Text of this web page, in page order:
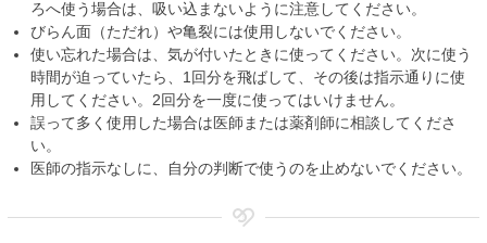
ろへ使う場合は、吸い込まないように注意してください。
びらん面（ただれ）や亀裂には使用しないでください。
使い忘れた場合は、気が付いたときに使ってください。次に使う
時間が迫っていたら、1回分を飛ばして、その後は指示通りに使
用してください。2回分を一度に使ってはいけません。
誤って多く使用した場合は医師または薬剤師に相談してくださ
い。
医師の指示なしに、自分の判断で使うのを止めないでください。